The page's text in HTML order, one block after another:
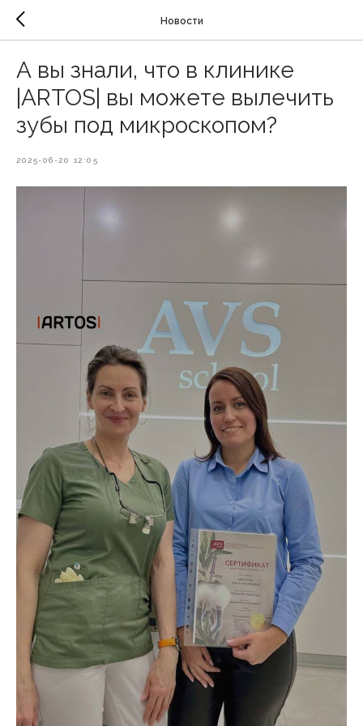
Новости
А вы знали, что в клинике
|ARTOS| вы можете вылечить
зубы под микроскопом?
2025-06-20 12:05